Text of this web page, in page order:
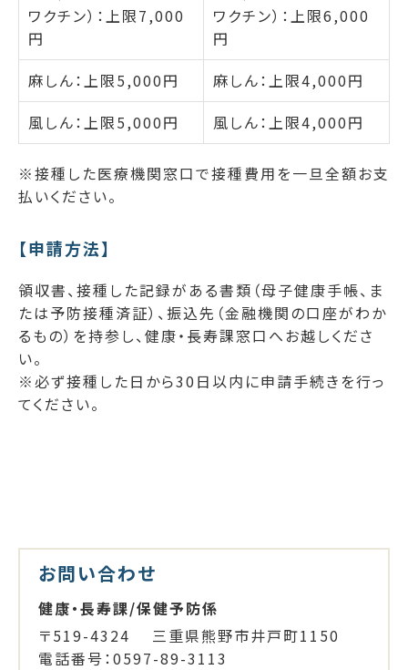
ワクチン）：上限7,000
円
ワクチン）：上限6,000
円
麻しん：上限5,000円
麻しん：上限4,000円
風しん：上限5,000円
風しん：上限4,000円
※接種した医療機関窓口で接種費用を一旦全額お支
払いください。
【申請方法】
領収書、接種した記録がある書類（母子健康手帳、ま
たは予防接種済証）、振込先（金融機関の口座がわか
るもの）を持参し、健康・長寿課窓口へお越しくださ
い。
※必ず接種した日から30日以内に申請手続きを行っ
てください。
お問い合わせ
健康・長寿課/保健予防係
〒519-4324 三重県熊野市井戸町1150
電話番号：0597-89-3113